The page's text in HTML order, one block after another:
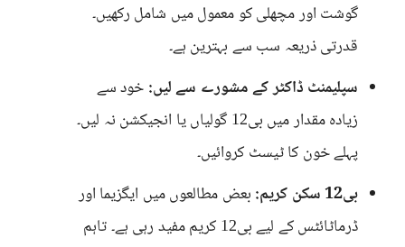
گوشت اور مچھلی کو معمول میں شامل رکھیں۔
قدرتی ذریعہ سب سے بہترین ہے۔
سپلیمنٹ ڈاکٹر کے مشورے سے لیں: خود سے
زیادہ مقدار میں بی12 گولیاں یا انجیکشن نہ لیں۔
پہلے خون کا ٹیسٹ کروائیں۔
بی12 سکن کریم:
بعض مطالعوں میں ایگزیما اور
ڈرماٹائٹس کے لیے بی12 کریم مفید رہی ہے۔ تاہم